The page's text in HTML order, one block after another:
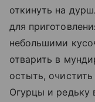
откинуть на
для
небольшими
отварить в
остыть,
Огурцы и редьку